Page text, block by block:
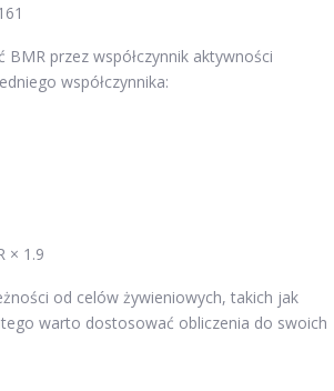
przez współczynnik aktywności
współczynnika:
× 1.9
od celów żywieniowych, takich jak
warto dostosować obliczenia do swoich